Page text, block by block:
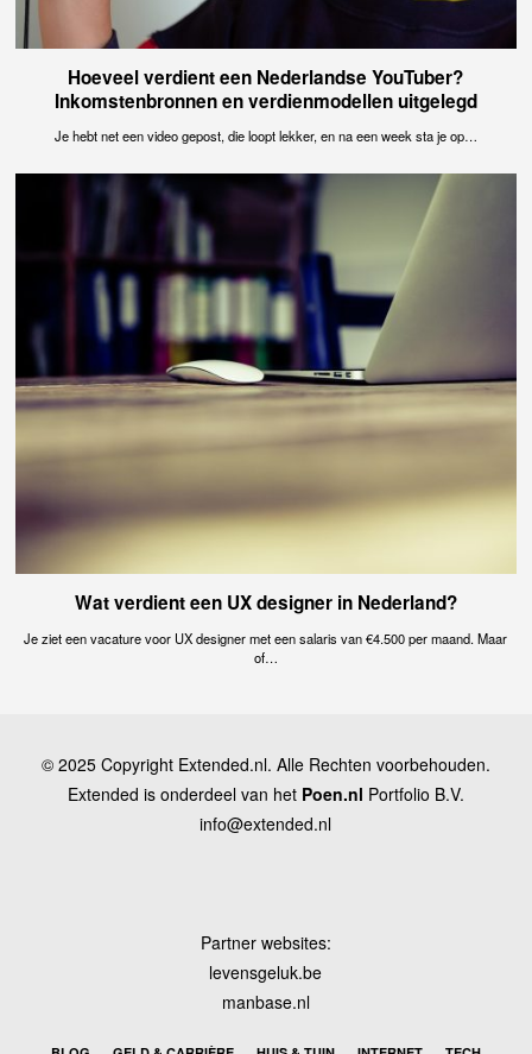
Hoeveel verdient een Nederlandse YouTuber?
Inkomstenbronnen en verdienmodellen uitgelegd
Je hebt net een video gepost, die loopt lekker, en na een week sta je op…
Wat verdient een UX designer in Nederland?
Je ziet een vacature voor UX designer met een salaris van €4.500 per maand. Maar
of…
© 2025 Copyright Extended.nl. Alle Rechten voorbehouden.
Extended is onderdeel van het Poen.nl Portfolio B.V.
info@extended.nl
Partner websites:
levensgeluk.be
manbase.nl